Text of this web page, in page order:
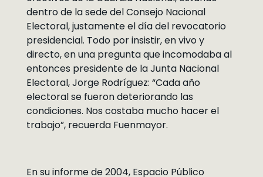
dentro de la sede del Consejo Nacional
Electoral, justamente el día del revocatorio
presidencial. Todo por insistir, en vivo y
directo, en una pregunta que incomodaba al
entonces presidente de la Junta Nacional
Electoral, Jorge Rodríguez: “Cada año
electoral se fueron deteriorando las
condiciones. Nos costaba mucho hacer el
trabajo”, recuerda Fuenmayor.
En su informe de 2004, Espacio Público